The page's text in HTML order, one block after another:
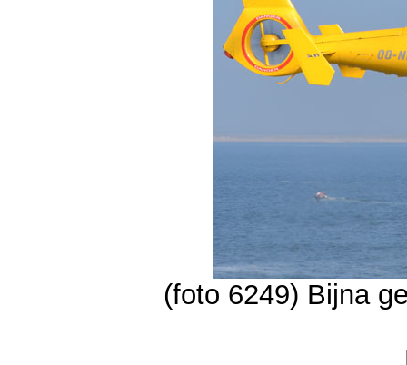
(foto 6249) Bijna